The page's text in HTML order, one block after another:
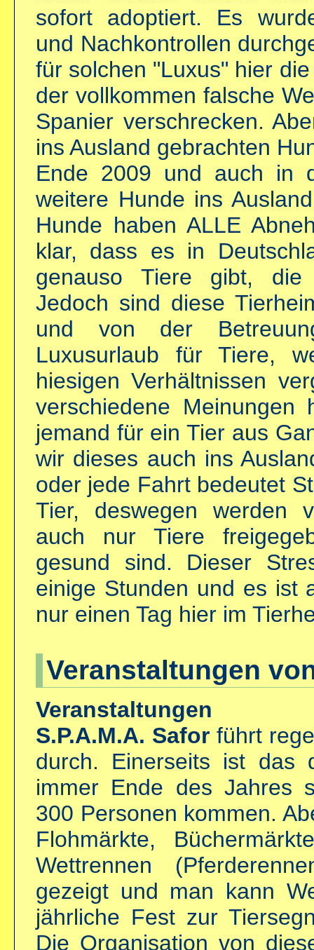
sofort adoptiert. Es
und Nachkontrollen
für solchen "Luxus" hier
der vollkommen falsche
Spanier verschrecken.
ins Ausland gebrachten
Ende 2009 und auch in
weitere Hunde ins
Hunde haben ALLE
klar, dass es in
genauso Tiere gibt,
Jedoch sind diese
und von der
Luxusurlaub für Tiere,
hiesigen Verhältnissen
verschiedene
jemand für ein Tier aus
wir dieses auch ins
oder jede Fahrt bedeutet
Tier, deswegen werden
auch nur Tiere
gesund sind. Dieser
einige Stunden und es ist
nur einen Tag hier im
Veranstaltungen
Veranstaltungen
S.P.A.M.A. Safor führt
durch. Einerseits ist das
immer Ende des Jahres
300 Personen kommen.
Flohmärkte,
Wettrennen
gezeigt und man kann
jährliche Fest zur
Die Organisation von